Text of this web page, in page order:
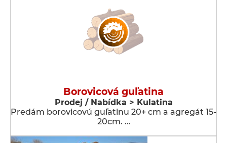
Borovicová guľatina
Prodej / Nabídka > Kulatina
Predám borovicovú guľatinu 20+ cm a agregát 15-
20cm. …